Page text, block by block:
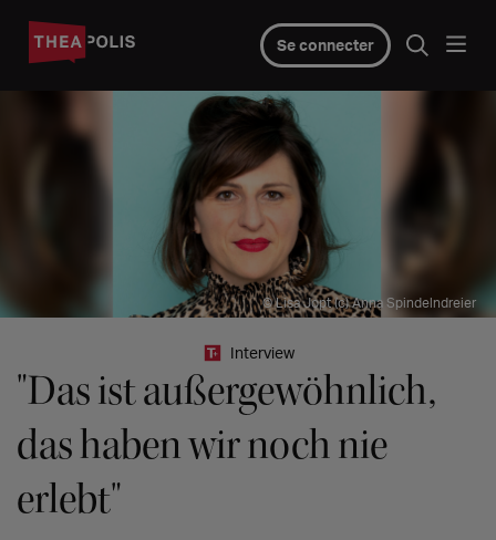
Se connecter
© Lisa Jopt (c) Anna Spindelndreier
Interview
"Das ist außergewöhnlich,
das haben wir noch nie
erlebt"